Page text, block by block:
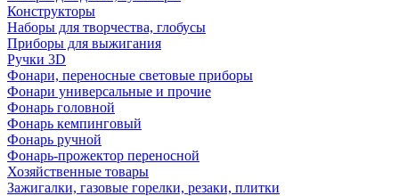
Конструкторы
Наборы для творчества, глобусы
Приборы для выжигания
Ручки 3D
Фонари, переносные световые приборы
Фонари универсальные и прочие
Фонарь головной
Фонарь кемпинговый
Фонарь ручной
Фонарь-прожектор переносной
Хозяйственные товары
Зажигалки, газовые горелки, резаки, плитки